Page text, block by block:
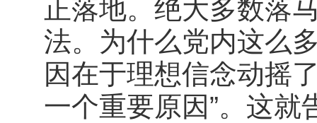
正落地。绝大多数落
法。为什么党内这么
因在于理想信念动摇
一个重要原因”。这